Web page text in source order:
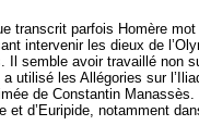
transcrit parfois Homère
intervenir les dieux de
Il semble avoir travaillé non
a utilisé les Allégories sur
de Constantin
et d’Euripide, notamment